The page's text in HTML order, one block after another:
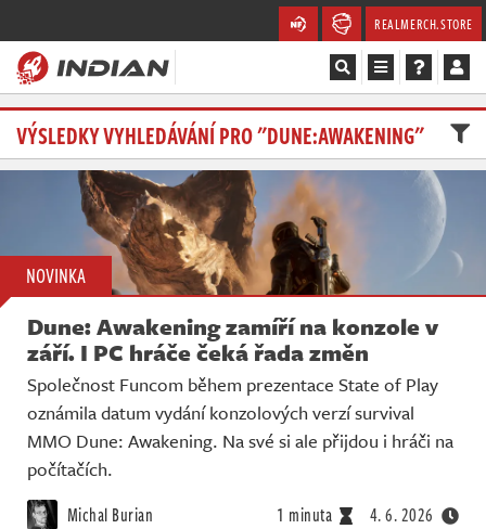
REALMERCH.STORE
Magazín
Soutěže
Databáze
Komunita
Redakce
Živě
VÝSLEDKY VYHLEDÁVÁNÍ PRO "DUNE:AWAKENING"
NOVINKA
Dune: Awakening zamíří na konzole v
září. I PC hráče čeká řada změn
Společnost Funcom během prezentace State of Play
oznámila datum vydání konzolových verzí survival
MMO Dune: Awakening. Na své si ale přijdou i hráči na
počítačích.
Michal Burian 1 minuta 4. 6. 2026